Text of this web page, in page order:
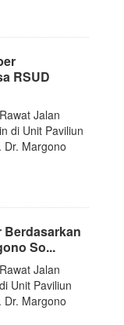
RSUD
Jalan
di Unit Paviliun
Dr. Margono
Berdasarkan
So...
Jalan
Unit Paviliun
Dr. Margono